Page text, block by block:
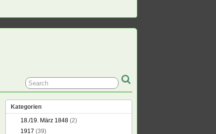
Kategorien
18./19. März 1848 (2)
1917 (39)